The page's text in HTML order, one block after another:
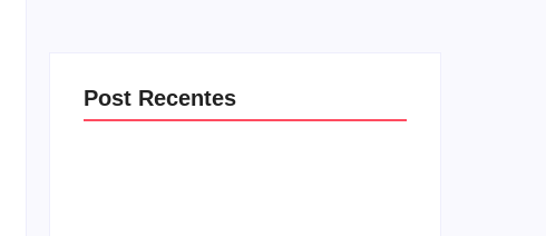
Post Recentes